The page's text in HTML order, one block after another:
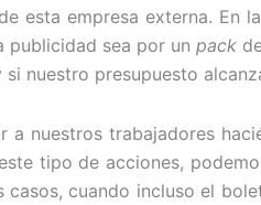
esta empresa externa. En
publicidad sea por unpack
nuestro presupuesto
nuestros trabajadores
tipo de acciones,
cuando incluso el